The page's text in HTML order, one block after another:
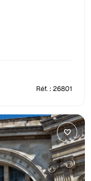
Réf. : 26801